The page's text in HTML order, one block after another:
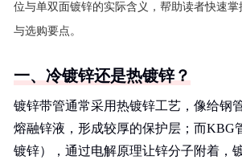
位与单双面镀锌的实际含义，帮助读者快速
与选购要点。
一、冷镀锌还是热镀锌？
镀锌带管通常采用热镀锌工艺，像给钢
熔融锌液，形成较厚的保护层；而KBG
镀锌），通过电解原理让锌分子附着，